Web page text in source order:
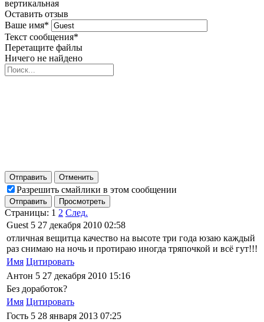
вертикальная
Оставить отзыв
Ваше имя*
Текст сообщения*
Перетащите файлы
Ничего не найдено
Отправить Отменить
Разрешить смайлики в этом сообщении
Отправить Просмотреть
Страницы: 1 2 След.
Guest 5 27 декабря 2010 02:58
отличная вещитца качество на высоте три года юзаю каждый
раз снимаю на ночь и протираю иногда тряпочкой и всё гут!!!
Имя Цитировать
Антон 5 27 декабря 2010 15:16
Без доработок?
Имя Цитировать
Гость 5 28 января 2013 07:25